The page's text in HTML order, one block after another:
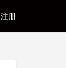
注册